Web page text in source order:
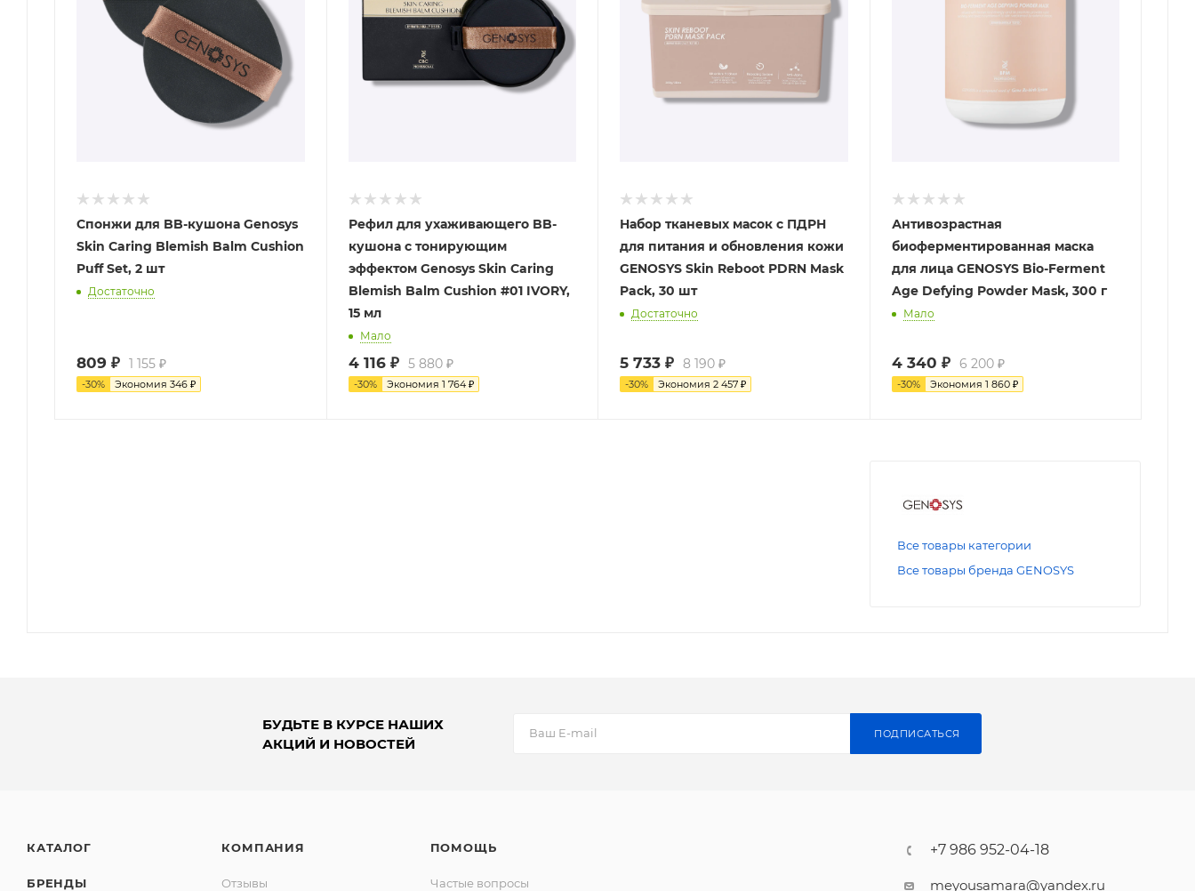
Спонжи для BB-кушона Genosys
Skin Сaring Blemish Balm Cushion
Puff Set, 2 шт
Достаточно
809 ₽ 1 155 ₽
-30% Экономия 346 ₽
Рефил для ухаживающего BB-
кушона с тонирующим
эффектом Genosys Skin Сaring
Blemish Balm Cushion #01 IVORY,
15 мл
Мало
4 116₽ 5 880₽
-30% Экономия 1 764₽
Набор тканевых масок с ПДРН
для питания и обновления кожи
GENOSYS Skin Reboot PDRN Mask
Pack, 30 шт
Достаточно
5 733 ₽ 8 190 ₽
-30% Экономия 2 457 ₽
Антивозрастная
биоферментированная маска
для лица GENOSYS Bio-Ferment
Age Defying Powder Mask, 300 г
Мало
4 340 ₽ 6 200₽
-30% Экономия 1 860₽
Все товары категории
Все товары бренда GENOSYS
БУДЬТЕ В КУРСЕ НАШИХ
АКЦИЙ И НОВОСТЕЙ
ПОДПИСАТЬСЯ
КАТАЛОГ
БРЕНДЫ
КОМПАНИЯ
Отзывы
ПОМОЩЬ
Частые вопросы
+7 986 952-04-18
meyousamara@yandex.ru